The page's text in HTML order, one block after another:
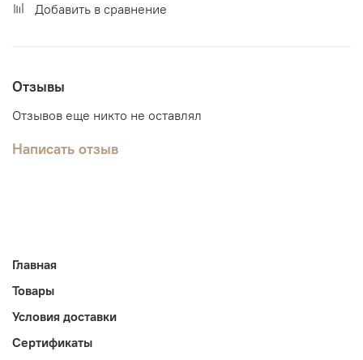
Добавить в сравнение
Отзывы
Отзывов еще никто не оставлял
Написать отзыв
Главная
Товары
Условия доставки
Сертификаты